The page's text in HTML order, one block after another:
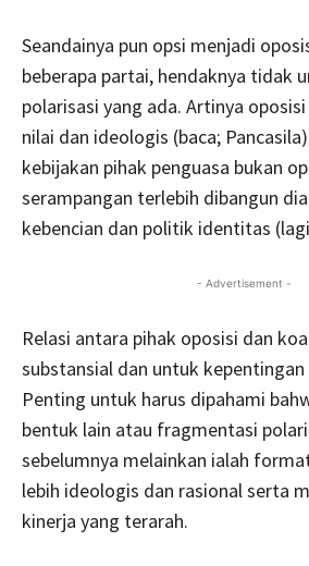
Seandainya pun opsi menjadi
beberapa partai, hendaknya tidak
polarisasi yang ada. Artinya
nilai dan ideologis (baca;
kebijakan pihak penguasa bukan
serampangan terlebih dibangun
kebencian dan politik identitas
- Advertisement -
Relasi antara pihak oposisi dan
substansial dan untuk
Penting untuk harus dipahami
bentuk lain atau fragmentasi
sebelumnya melainkan ialah
lebih ideologis dan rasional serta
kinerja yang terarah.